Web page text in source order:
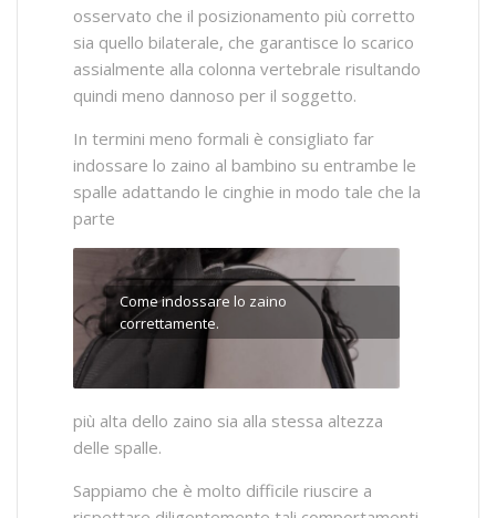
osservato che il posizionamento più corretto
sia quello bilaterale, che garantisce lo scarico
assialmente alla colonna vertebrale risultando
quindi meno dannoso per il soggetto.
In termini meno formali è consigliato far
indossare lo zaino al bambino su entrambe le
spalle adattando le cinghie in modo tale che la
parte
Come indossare lo zaino
correttamente.
più alta dello zaino sia alla stessa altezza
delle spalle.
Sappiamo che è molto difficile riuscire a